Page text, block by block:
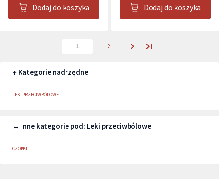
Dodaj do koszyka Dodaj do koszyka
1 2
↑ Kategorie nadrzędne
LEKI PRZECIWBÓLOWE
↔ Inne kategorie pod: Leki przeciwbólowe
CZOPKI